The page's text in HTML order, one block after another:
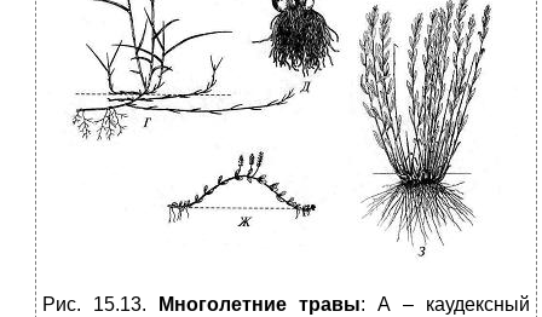
Рис. 15.13. Многолетние травы: А – каудексный